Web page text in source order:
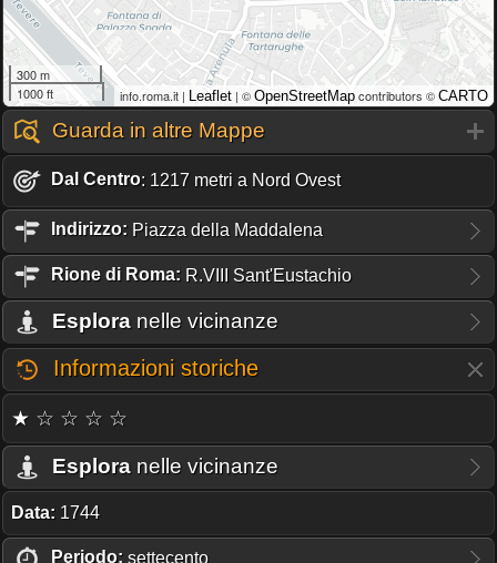
300 m
1000 ft
info.roma.it | Leaflet | © OpenStreetMap contributors © CARTO
Guarda in altre Mappe
Dal Centro: 1217 metri a Nord Ovest
Indirizzo: Piazza della Maddalena
Rione di Roma: R.VIII Sant'Eustachio
Esplora nelle vicinanze
Informazioni storiche
★ ☆ ☆ ☆ ☆
Esplora nelle vicinanze
Data: 1744
Periodo: settecento